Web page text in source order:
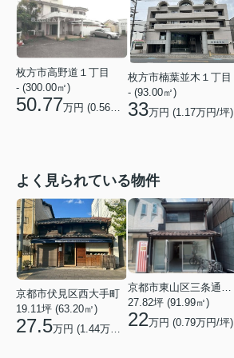
枚方市高野道１丁目
- (300.00㎡)
50.77万円 (0.56 万円/坪)
枚方市楠葉並木１丁目
- (93.00㎡)
33万円 (1.17万円/坪)
よく見られている物件
京都市伏見区西大手町
19.11坪 (63.20㎡)
27.5万円 (1.44万円/坪)
京都市東山区三条通北裏白川筋西入２丁目東姉小路町
27.82坪 (91.99㎡)
22万円 (0.79万円/坪)